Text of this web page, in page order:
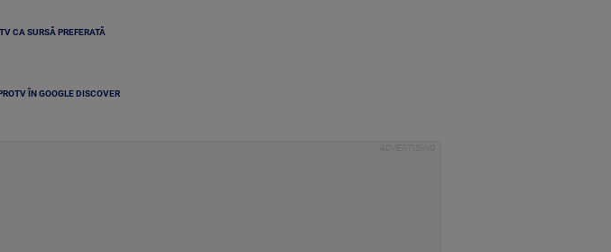
CA SURSĂ PREFERATĂ
ÎN GOOGLE DISCOVER